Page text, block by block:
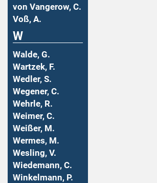
von Vangerow, C.
Voß, A.
W
Walde, G.
Wartzek, F.
Wedler, S.
Wegener, C.
Wehrle, R.
Weimer, C.
Weißer, M.
Wermes, M.
Wesling, V.
Wiedemann, C.
Winkelmann, P.